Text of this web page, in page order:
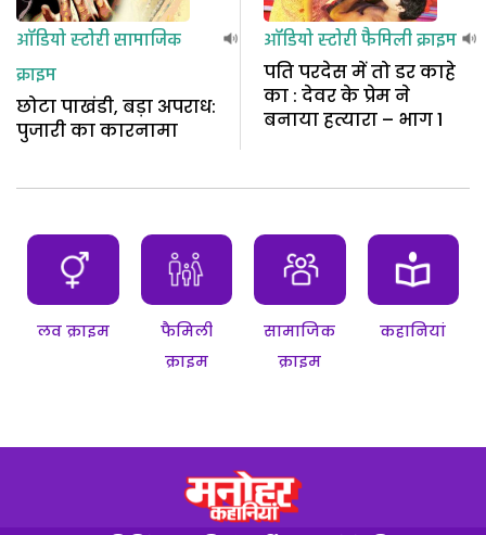
ऑडियो स्टोरीसामाजिक
क्राइम
छोटा पाखंडी, बड़ा अपराध:
पुजारी का कारनामा
ऑडियो स्टोरीफैमिली क्राइम
पति परदेस में तो डर काहे
का : देवर के प्रेम ने
बनाया हत्यारा – भाग 1
लव क्राइम
फैमिली
क्राइम
सामाजिक
क्राइम
कहानियां